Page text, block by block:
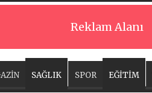
Reklam Alanı
SAĞLIK SPOR EĞİTİM